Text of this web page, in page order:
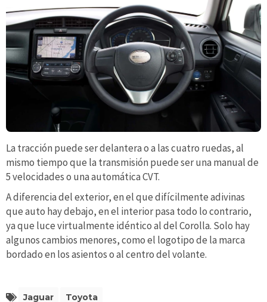
La tracción puede ser delantera o a las cuatro ruedas, al
mismo tiempo que la transmisión puede ser una manual de
5 velocidades o una automática CVT.
A diferencia del exterior, en el que difícilmente adivinas
que auto hay debajo, en el interior pasa todo lo contrario,
ya que luce virtualmente idéntico al del Corolla. Solo hay
algunos cambios menores, como el logotipo de la marca
bordado en los asientos o al centro del volante.
Jaguar Toyota